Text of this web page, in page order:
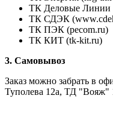
ТК Деловые Линии
ТК СДЭК
ТК ПЭК (pecom.ru)
ТК КИТ (tk-kit.ru)
3. Самовывоз
Заказ можно забрать в
Туполева 12а, ТД "Вояж"